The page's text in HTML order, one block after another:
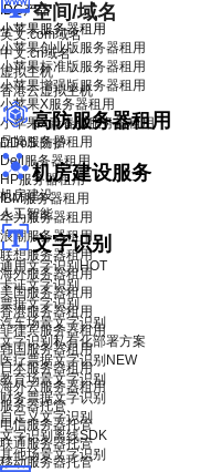
空间/域名
英文.com域名
中文.cn域名
虚拟主机
香港云虚拟主机
高防服务器租用
DDoS 防护
机房建设服务
机房建设
人工智能
文字识别
通用文字识别 HOT
卡证文字识别
票据文字识别
汽车场景文字识别
文字识别私有化部署方案
医疗票据文字识别 NEW
教育场景文字识别
财务票据文字识别
自定义文字识别
文字识别离线SDK
其他场景文字识别
IDC产品
小苹果服务器租用
小苹果创业版服务器租用
小苹果标准版服务器租用
小苹果增强版服务器租用
小苹果X服务器租用
小苹果X青春版服务器租用
品牌服务器租用
Dell服务器租用
HP服务器租用
IBM服务器租用
华为服务器租用
浪潮服务器租用
联想服务器租用
海外服务器租用
美国服务器租用
香港服务器租用
菲律宾服务器租用
韩国服务器租用
日本服务器租用
海外云服务器租用
服务器托管
电信服务器托管
联通服务器托管
移动服务器托管